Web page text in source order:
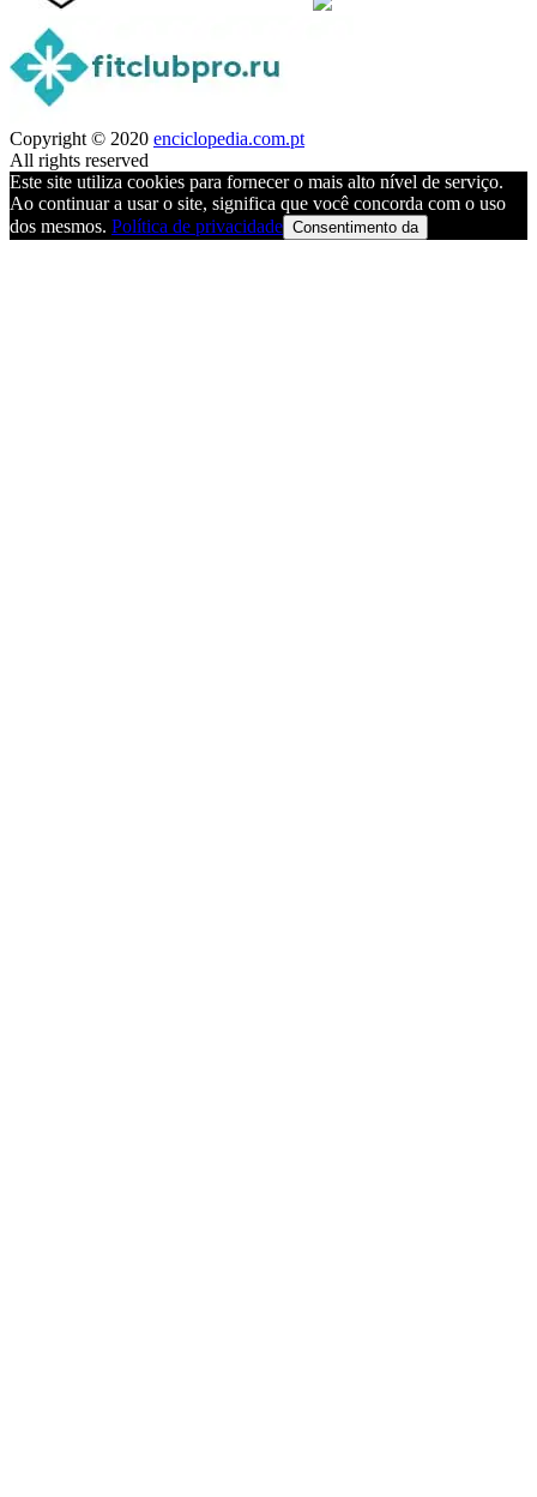
Copyright © 2020 enciclopedia.com.pt
All rights reserved
Este site utiliza cookies para fornecer o mais alto nível de serviço.
Ao continuar a usar o site, significa que você concorda com o uso
dos mesmos. Política de privacidade Consentimento da